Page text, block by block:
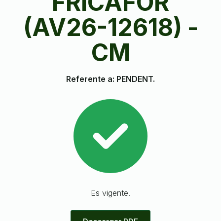
(AV26-12618) -
CM
Referente a: PENDENT.
Es vigente.